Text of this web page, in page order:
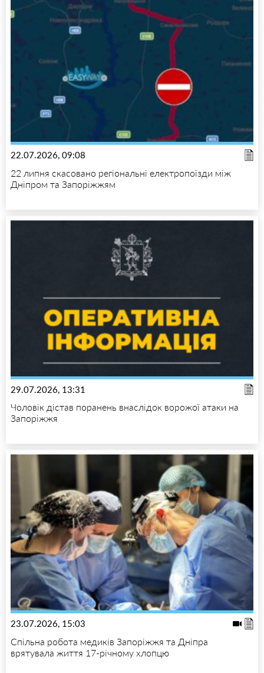
22.07.2026, 09:08
22 липня скасовано регіональні електропоїзди між
Дніпром та Запоріжжям
29.07.2026, 13:31
Чоловік дістав поранень внаслідок ворожої атаки на
Запоріжжя
23.07.2026, 15:03
Спільна робота медиків Запоріжжя та Дніпра
врятувала життя 17-річному хлопцю